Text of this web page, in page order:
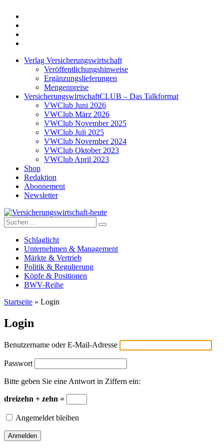
Verlag Versicherungswirtschaft
Veröffentlichungshinweise
Ergänzungslieferungen
Mengenpreise
VersicherungswirtschaftCLUB – Das Talkformat
VWClub Juni 2026
VWClub März 2026
VWClub November 2025
VWClub Juli 2025
VWClub November 2024
VWClub Oktober 2023
VWClub April 2023
Shop
Redaktion
Abonnement
Newsletter
Versicherungswirtschaft-heute
Suche
nach:
Schlaglicht
Unternehmen & Management
Märkte & Vertrieb
Politik & Regulierung
Köpfe & Positionen
BWV-Reihe
Startseite » Login
Login
Benutzername oder E-Mail-Adresse
Passwort
Bitte geben Sie eine Antwort in Ziffern ein:
dreizehn + zehn =
Angemeldet bleiben